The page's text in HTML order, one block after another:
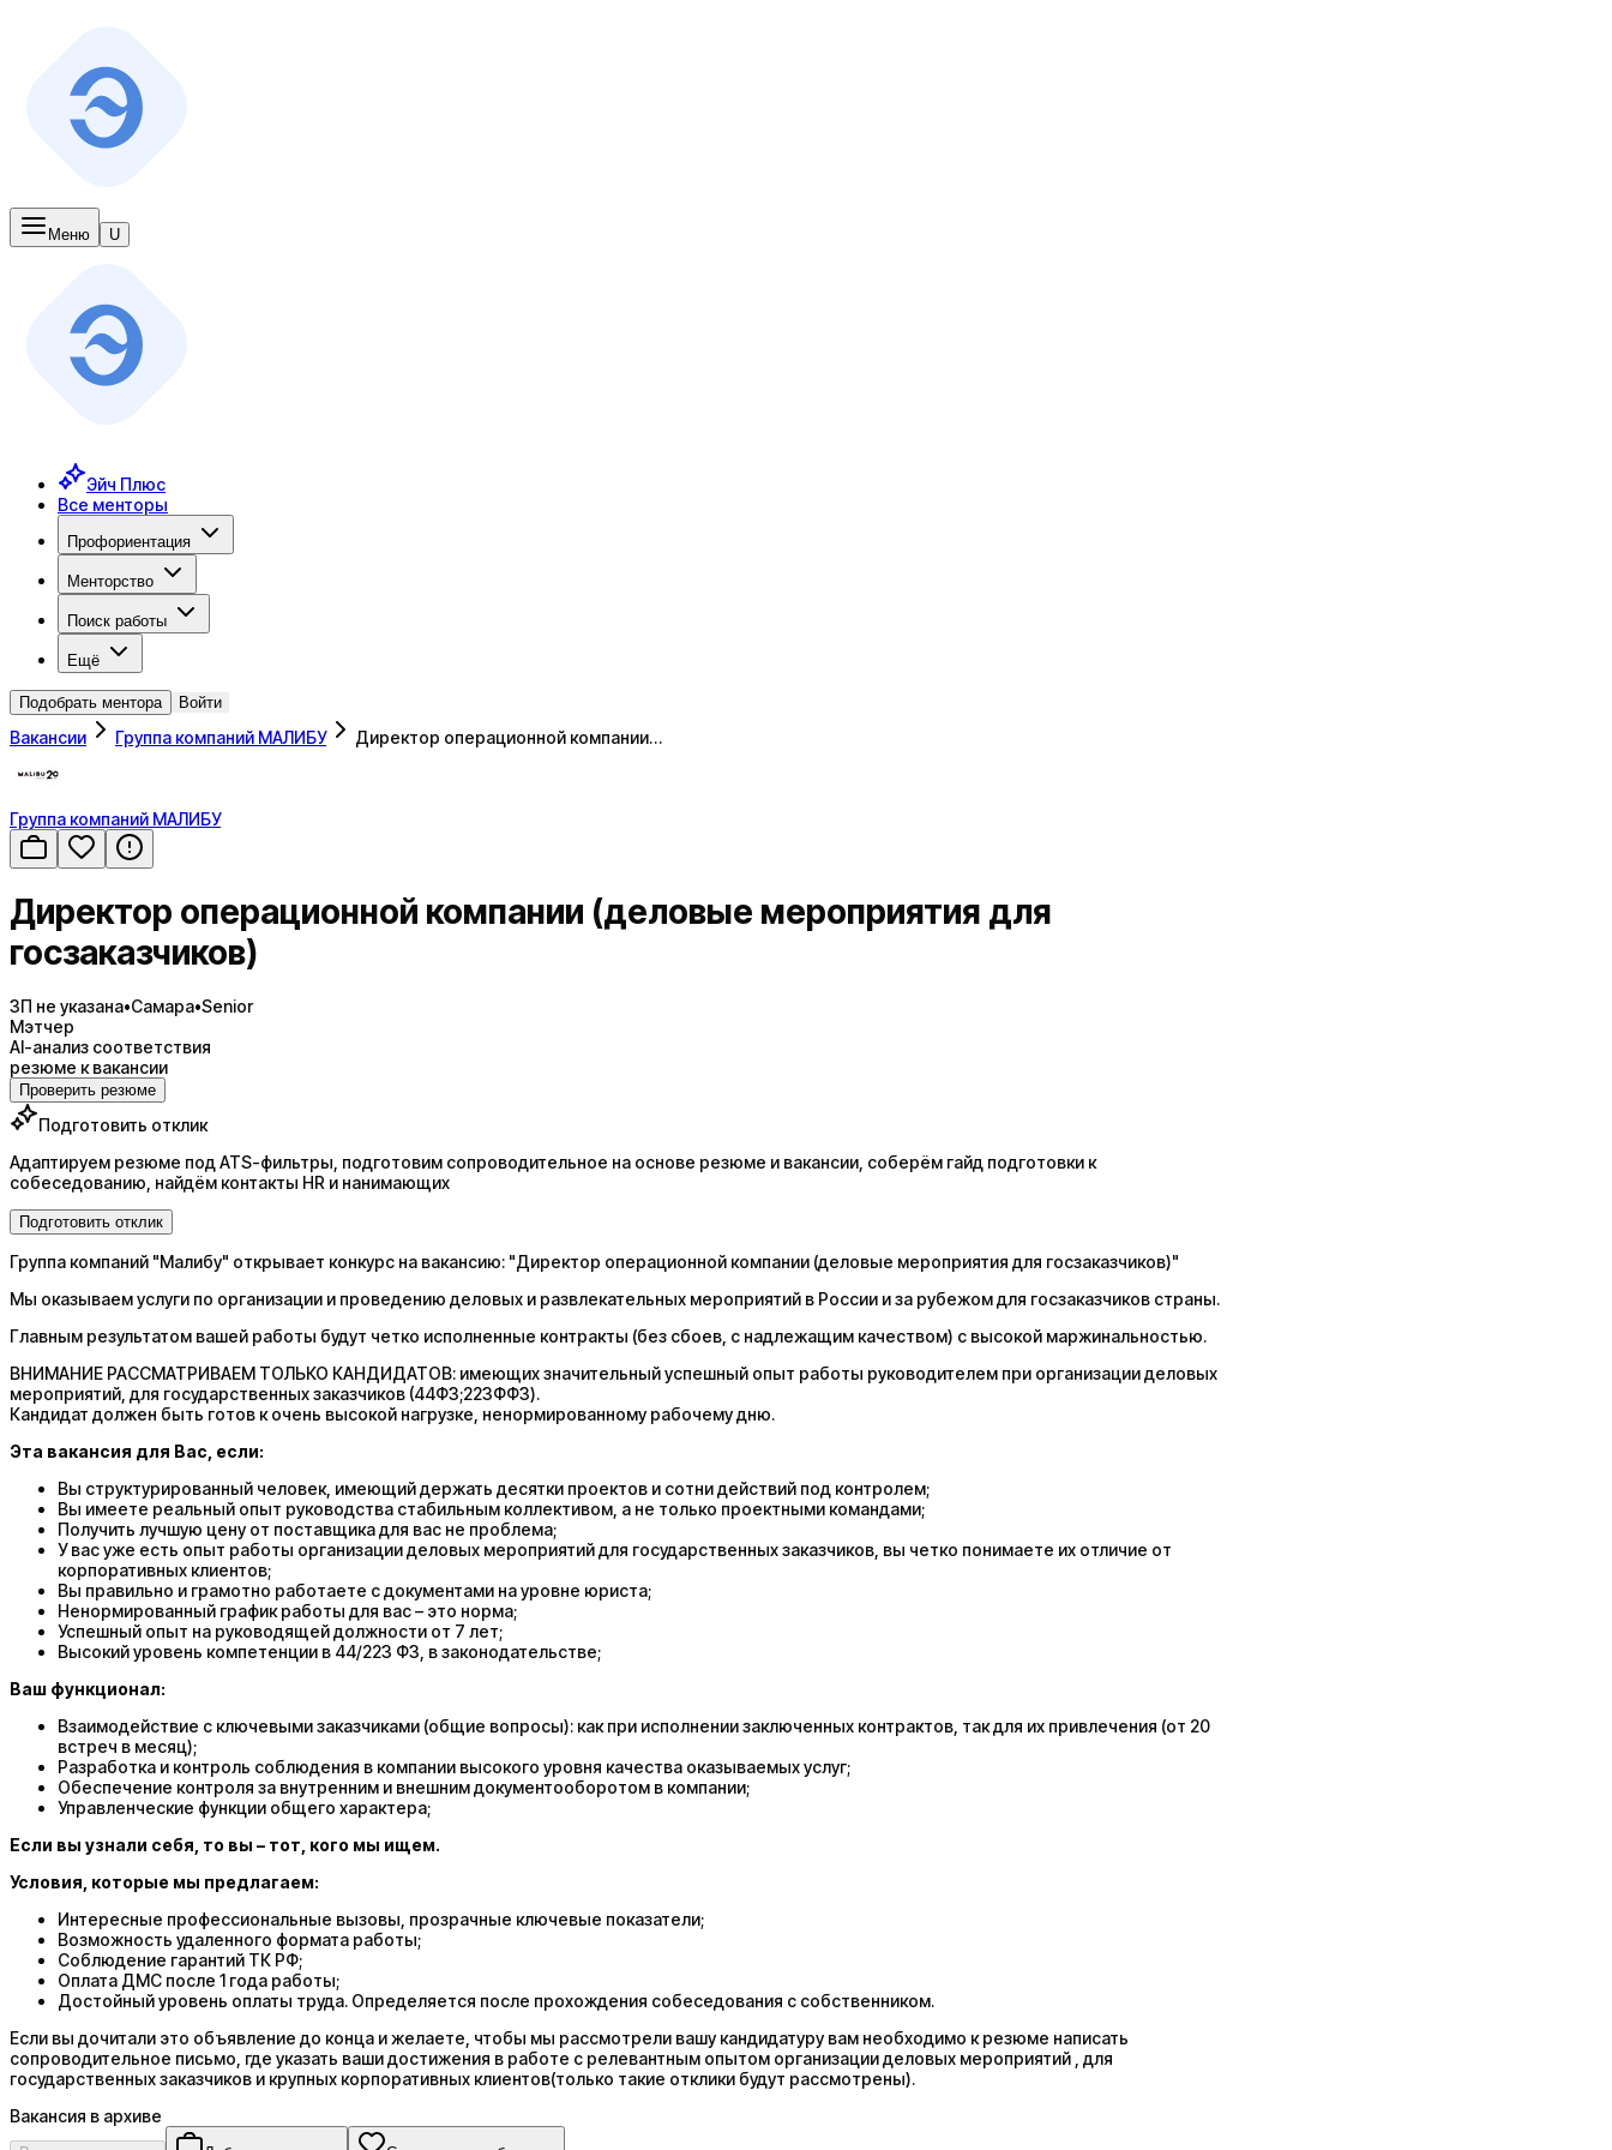
Меню U
Эйч Плюс
Все менторы
Профориентация
Менторство
Поиск работы
Ещё
Подобрать ментора Войти
Вакансии Группа компаний МАЛИБУ Директор операционной компании…
Группа компаний МАЛИБУ
Директор операционной компании (деловые мероприятия для
госзаказчиков)
ЗП не указана•Самара•Senior
Мэтчер
AI-анализ соответствия
резюме к вакансии
Проверить резюме
Подготовить отклик
Адаптируем резюме под ATS-фильтры, подготовим сопроводительное на основе резюме и вакансии, соберём гайд подготовки к
собеседованию, найдём контакты HR и нанимающих
Подготовить отклик
Группа компаний "Малибу" открывает конкурс на вакансию: "Директор операционной компании (деловые мероприятия для госзаказчиков)"
Мы оказываем услуги по организации и проведению деловых и развлекательных мероприятий в России и за рубежом для госзаказчиков страны.
Главным результатом вашей работы будут четко исполненные контракты (без сбоев, с надлежащим качеством) с высокой маржинальностью.
ВНИМАНИЕ РАССМАТРИВАЕМ ТОЛЬКО КАНДИДАТОВ: имеющих значительный успешный опыт работы руководителем при организации деловых
мероприятий, для государственных заказчиков (44ФЗ;223ФФЗ).
Кандидат должен быть готов к очень высокой нагрузке, ненормированному рабочему дню.
Эта вакансия для Вас, если:
Вы структурированный человек, имеющий держать десятки проектов и сотни действий под контролем;
Вы имеете реальный опыт руководства стабильным коллективом, а не только проектными командами;
Получить лучшую цену от поставщика для вас не проблема;
У вас уже есть опыт работы организации деловых мероприятий для государственных заказчиков, вы четко понимаете их отличие от
корпоративных клиентов;
Вы правильно и грамотно работаете с документами на уровне юриста;
Ненормированный график работы для вас – это норма;
Успешный опыт на руководящей должности от 7 лет;
Высокий уровень компетенции в 44/223 ФЗ, в законодательстве;
Ваш функционал:
Взаимодействие с ключевыми заказчиками (общие вопросы): как при исполнении заключенных контрактов, так для их привлечения (от 20
встреч в месяц);
Разработка и контроль соблюдения в компании высокого уровня качества оказываемых услуг;
Обеспечение контроля за внутренним и внешним документооборотом в компании;
Управленческие функции общего характера;
Если вы узнали себя, то вы – тот, кого мы ищем.
Условия, которые мы предлагаем:
Интересные профессиональные вызовы, прозрачные ключевые показатели;
Возможность удаленного формата работы;
Соблюдение гарантий ТК РФ;
Оплата ДМС после 1 года работы;
Достойный уровень оплаты труда. Определяется после прохождения собеседования с собственником.
Если вы дочитали это объявление до конца и желаете, чтобы мы рассмотрели вашу кандидатуру вам необходимо к резюме написать
сопроводительное письмо, где указать ваши достижения в работе с релевантным опытом организации деловых мероприятий , для
государственных заказчиков и крупных корпоративных клиентов(только такие отклики будут рассмотрены).
Вакансия в архиве